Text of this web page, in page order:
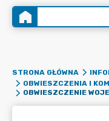
STRONA GŁÓWNA
OBWIESZCZENIA I